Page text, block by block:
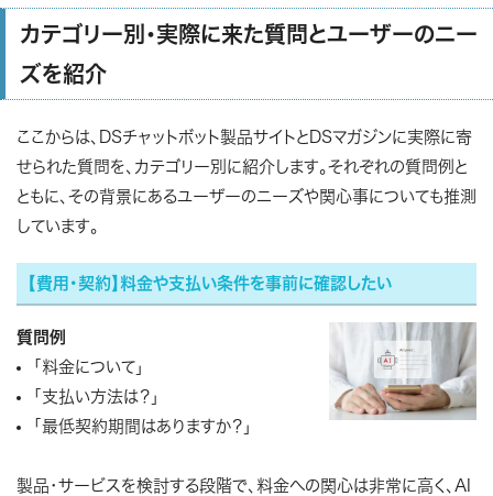
カテゴリー別・実際に来た質問とユーザーのニー
ズを紹介
ここからは、DSチャットボット製品サイトとDSマガジンに実際に寄
せられた質問を、カテゴリー別に紹介します。それぞれの質問例と
ともに、その背景にあるユーザーのニーズや関心事についても推測
しています。
【費用・契約】料金や支払い条件を事前に確認したい
質問例
「料金について」
「支払い方法は？」
「最低契約期間はありますか？」
製品・サービスを検討する段階で、料金への関心は非常に高く、AI